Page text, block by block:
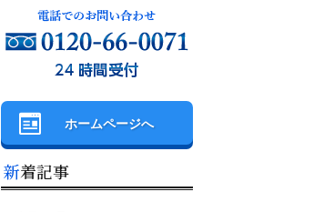
ホームページへ
新着記事